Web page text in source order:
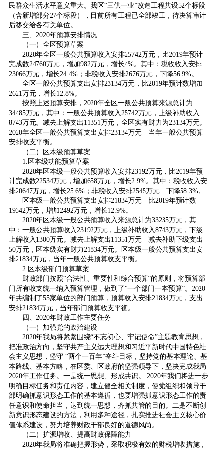
民群众生活水平意义重大。我区“三供一业”改造工程共设52个标段
（含新增部分27个标段），目前所有工程已全部竣工，待决算审计
后移交给各有关单位。
三、2020年预算安排情况
（一）全区预算草案
2020年全区一般公共预算收入安排25742万元，比2019年预计
完成数24760万元，增加982万元，增长4%。其中：税收收入安排
23066万元，增长24.4%；非税收入安排2676万元，下降56.9%。
全区一般公共预算支出安排23134万元，比2019年预计数增加
2621万元，增长12.8%。
按照上述预算安排，2020年全区一般公共预算来源总计为
34485万元，其中：一般公共预算收入25742万元，上级补助收入
8743万元。减去上解支出11351万元，全区实有财力为23134万元。
2020年全区一般公共预算支出安排23134万元，当年一般公共预算
安排收支平衡。
（二）区本级预算草案
1.区本级功能预算草案
2020年区本级一般公共预算收入安排23192万元，比2019年预
计完成数22534万元，增加658万元，增长2.9%。其中：税收收入安
排20647万元，增长25.6%；非税收入安排2545万元，下降58.3%。
区本级一般公共预算支出安排21834万元，比2019年预计数
19342万元，增加2492万元，增长12.9%。
2020年区本级一般公共预算收入来源总计为33235万元，其
中：一般公共预算收入23192万元，上级补助收入8743万元，下级
上解收入1300万元。减去上解支出11351万元，减去补助下级支出
50万元，区本级实有财力21834万元。区本级一般公共预算支出安
排21834万元，当年一般公共预算收支平衡。
2.区本级部门预算草案
财政部门按照“合法性、重要性和综合预算”的原则，将预算部
门所有收支统一纳入预算管理，做到了“一个部门一本预算”。2020
年共编制了55家单位的部门预算，预算收入安排21834万元，支出
安排21834万元，当年部门预算收支平衡。
四、2020年财政工作主要任务
（一）加强党的政治建设
2020年我局将紧紧围绕“不忘初心、牢记使命”主题教育思想，
把准政治方向，坚守共产主义远大理想和习近平新时代中国特色社
会主义思想，坚守 “两个一百年”奋斗目标，坚持党的基本理论、基
本路线、基本方略，在区委、区政府的坚强领导下，坚决完成我局
2020年工作任务。一是统一思想、形成共识。 2020年我们将进一步
明确目标任务和责任内容，建立健全相关制度，使党组织和领导干
部明确抓意识形态工作的基本遵循，也要增强抓意识形态工作的责
任意识和使命担当，达到统一思想，齐抓共管的目的。二是不断创
新意识形态建设的方法，利用多种途径，扎实推进社会主义核心价
值体系建设，努力培养财政干部良好的道德风尚。
（二）扩源增收、提高财政保障能力
2020年我局将准确把握形势，采取积极有效的财税增收措施，